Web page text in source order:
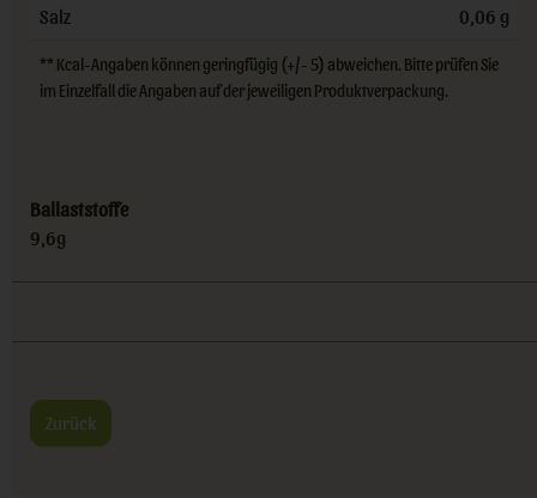
Salz 0,06 g
** Kcal-Angaben können geringfügig (+/- 5) abweichen. Bitte prüfen Sie
im Einzelfall die Angaben auf der jeweiligen Produktverpackung.
Ballaststoffe
9,6g
Zurück